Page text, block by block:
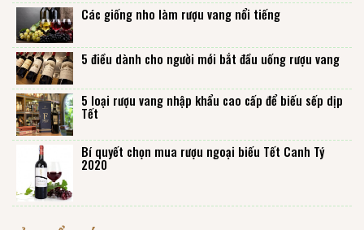
Các giống nho làm rượu vang nổi tiếng
5 điều dành cho người mới bắt đầu uống rượu vang
5 loại rượu vang nhập khẩu cao cấp để biếu sếp dịp
Tết
Bí quyết chọn mua rượu ngoại biếu Tết Canh Tý
2020